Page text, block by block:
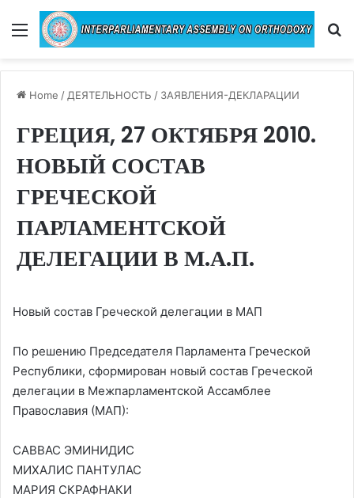
Menu
Home / ДЕЯТЕЛЬНОСТЬ / ЗАЯВЛЕНИЯ-ДЕКЛАРАЦИИ
ГРЕЦИЯ, 27 ОКТЯБРЯ 2010.
НОВЫЙ СОСТАВ
ГРЕЧЕСКОЙ
ПАРЛАМЕНТСКОЙ
ДЕЛЕГАЦИИ В М.А.П.
Новый состав Греческой делегации в МАП
По решению Председателя Парламента Греческой
Республики, сформирован новый состав Греческой
делегации в Межпарламентской Ассамблее
Православия (МАП):
САВВАС ЭМИНИДИС
МИХАЛИС ПАНТУЛАС
МАРИЯ СКРАФНАКИ